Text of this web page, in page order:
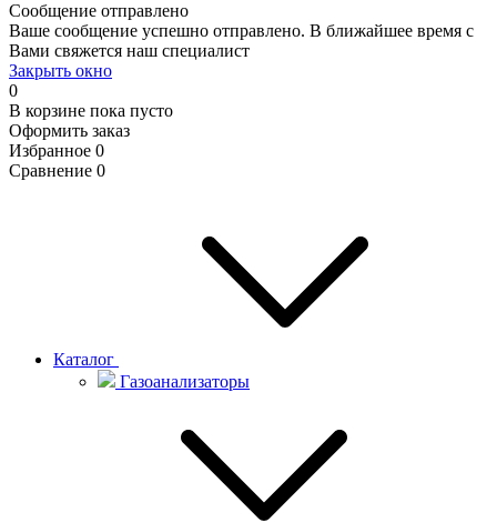
Сообщение отправлено
Ваше сообщение успешно отправлено. В ближайшее время с
Вами свяжется наш специалист
Закрыть окно
0
В корзине пока пусто
Оформить заказ
Избранное 0
Сравнение 0
Каталог
Газоанализаторы